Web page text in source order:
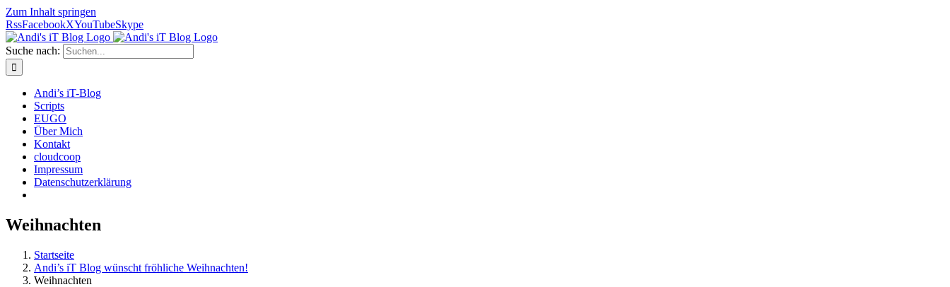
Zum Inhalt springen
RssFacebookXYouTubeSkype
Suche nach:
Andi’s iT-Blog
Scripts
EUGO
Über Mich
Kontakt
cloudcoop
Impressum
Datenschutzerklärung
Weihnachten
Startseite
Andi’s iT Blog wünscht fröhliche Weihnachten!
Weihnachten